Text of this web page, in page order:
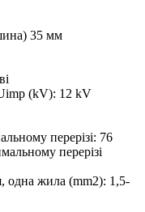
35 мм
(kV): 12 kV
перерізі: 76
перерізі
одна жила (mm2): 1,5-